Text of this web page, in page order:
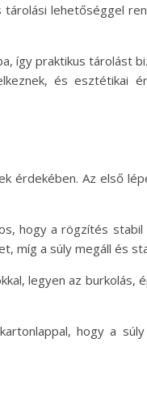
lehetőséggel
így praktikus tárolást
és esztétikai
érdekében. Az első
hogy a rögzítés
míg a súly megáll és
legyen az burkolás,
hogy a